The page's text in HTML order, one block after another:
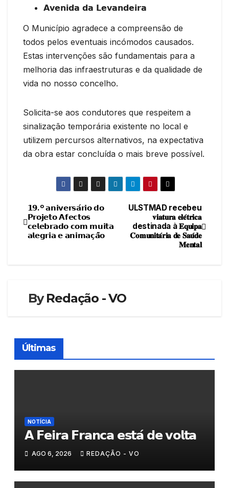
𝗔𝘃𝗲𝗻𝗶𝗱𝗮 𝗱𝗮 𝗟𝗲𝘃𝗮𝗻𝗱𝗲𝗶𝗿𝗮
O Município agradece a compreensão de
todos pelos eventuais incómodos causados.
Estas intervenções são fundamentais para a
melhoria das infraestruturas e da qualidade de
vida no nosso concelho.
Solicita-se aos condutores que respeitem a
sinalização temporária existente no local e
utilizem percursos alternativos, na expectativa
da obra estar concluída o mais breve possível.
Navegação
de
ULSTMAD recebeu
𝐯𝐢𝐚𝐭𝐮𝐫𝐚 𝐞𝐥𝐞́𝐭𝐫𝐢𝐜𝐚
destinada à 𝐄𝐪𝐮𝐢𝐩𝐚
𝐂𝐨𝐦𝐮𝐧𝐢𝐭𝐚́𝐫𝐢𝐚 𝐝𝐞 𝐒𝐚𝐮́𝐝𝐞
𝐌𝐞𝐧𝐭𝐚𝐥
𝟭𝟵.º 𝗮𝗻𝗶𝘃𝗲𝗿𝘀𝗮́𝗿𝗶𝗼 𝗱𝗼
𝗣𝗿𝗼𝗷𝗲𝘁𝗼 𝗔𝗳𝗲𝗰𝘁𝗼𝘀
𝗰𝗲𝗹𝗲𝗯𝗿𝗮𝗱𝗼 𝗰𝗼𝗺 𝗺𝘂𝗶𝘁𝗮
𝗮𝗹𝗲𝗴𝗿𝗶𝗮 𝗲 𝗮𝗻𝗶𝗺𝗮𝗰̧𝗮̃𝗼
ByRedação - VO
Últimas
NOTÍCIA
𝗔 𝗙𝗲𝗶𝗿𝗮 𝗙𝗿𝗮𝗻𝗰𝗮 𝗲𝘀𝘁𝗮́ 𝗱𝗲 𝘃𝗼𝗹𝘁𝗮
AGO 6, 2026 REDAÇÃO - VO